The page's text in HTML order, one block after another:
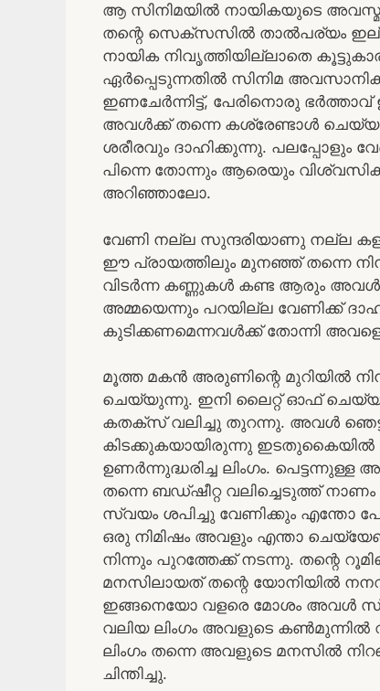
ആ സിനിമയിൽ നായികയുടെ
തന്റെ സെക്സസിൽ താൽപര്യം
നായിക നിവൃത്തിയില്ലാതെ
ഏർപ്പെടുന്നതിൽ സിനിമ
ഇണചേർന്നിട്ട്, പേരിനൊരു ഭർത്താവ്
അവൾക്ക് തന്നെ കശ്രേണ്ടാൾ
ശരീരവും ദാഹിക്കുന്നു. പലപ്പോളും
പിന്നെ തോന്നും ആരെയും
അറിഞ്ഞാലോ.
വേണി നല്ല സുന്ദരിയാണു നല്ല
ഈ പ്രായത്തിലും മുനഞ്ഞ് തന്നെ
വിടർന്ന കണ്ണുകൾ കണ്ട ആരും
അമ്മയെന്നും പറയില്ല വേണിക്ക്
കുടിക്കണമെന്നവൾക്ക് തോന്നി
മൂത്ത മകൻ അരുണിന്റെ മുറിയിൽ
ചെയ്യുന്നു. ഇനി ലൈറ്റ് ഓഫ്
കതക്സ് വലിച്ചു തുറന്നു. അവൾ
കിടക്കുകയായിരുന്നു
ഉണർന്നുദ്ധരിച്ച ലിംഗം.
തന്നെ ബഡ്ഷീറ്റ വലിച്ചെടുത്ത്
സ്വയം ശപിച്ചു വേണിക്കും എന്തോ
ഒരു നിമിഷം അവളും എന്താ
നിന്നും പുറത്തേക്ക് നടന്നു. തന്റെ
മനസിലായത് തന്റെ യോനിയിൽ നനവ്
ഇങ്ങനെയോ വളരെ മോശം അവൾ
വലിയ ലിംഗം അവളുടെ കൺമുന്നിൽ
ലിംഗം തന്നെ അവളുടെ മനസിൽ
ചിന്തിച്ചു.